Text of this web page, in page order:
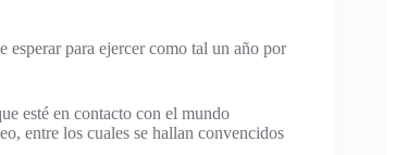
esperar para ejercer como tal un año por
esté en contacto con el mundo
entre los cuales se hallan convencidos